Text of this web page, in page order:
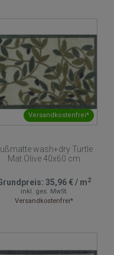
Versandkostenfrei*
wash+dry Turtle
Mat Olive 40x60 cm
35,96 €/ m2
inkl. ges. MwSt.
Versandkostenfrei*